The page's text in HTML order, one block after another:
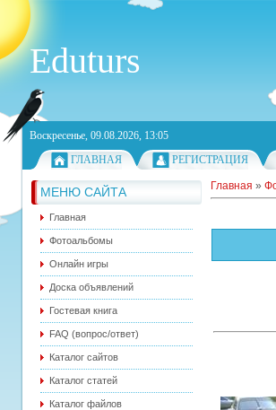
Eduturs
Воскресенье, 09.08.2026, 13:05
ГЛАВНАЯ
РЕГИСТРАЦИЯ
МЕНЮ САЙТА
Главная
Фотоальбомы
Онлайн игры
Доска объявлений
Гостевая книга
FAQ (вопрос/ответ)
Каталог сайтов
Каталог статей
Каталог файлов
Главная »